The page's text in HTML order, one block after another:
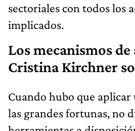
sectoriales con todos los
implicados.
Los mecanismos de
Cristina Kirchner
Cuando hubo que
las grandes fortunas, no